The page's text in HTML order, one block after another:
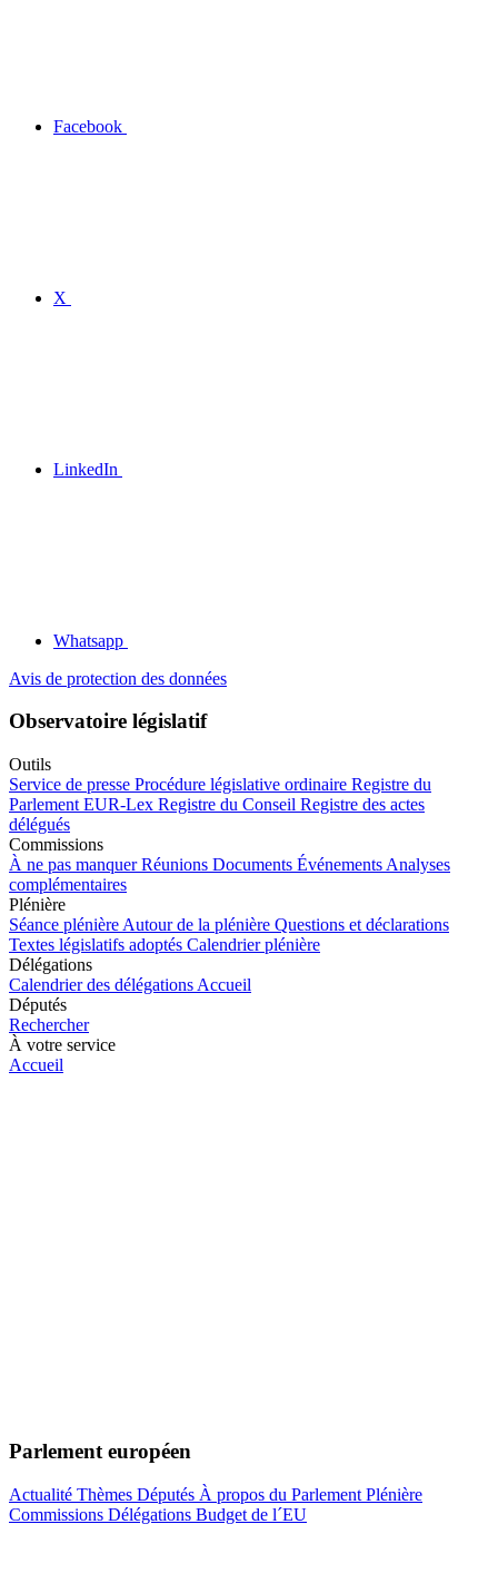
Facebook
X
LinkedIn
Whatsapp
Avis de protection des données
Observatoire législatif
Outils
Service de presse Procédure législative ordinaire Registre du
Parlement EUR-Lex Registre du Conseil Registre des actes
délégués
Commissions
À ne pas manquer Réunions Documents Événements Analyses
complémentaires
Plénière
Séance plénière Autour de la plénière Questions et déclarations
Textes législatifs adoptés Calendrier plénière
Délégations
Calendrier des délégations Accueil
Députés
Rechercher
À votre service
Accueil
Parlement européen
Actualité Thèmes Députés À propos du Parlement Plénière
Commissions Délégations Budget de l´EU